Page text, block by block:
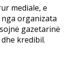
mediale, e
organizata
gazetarinë
kredibil.